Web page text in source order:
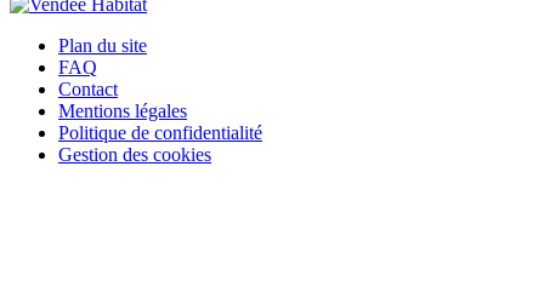
Plan du site
FAQ
Contact
Mentions légales
Politique de confidentialité
Gestion des cookies